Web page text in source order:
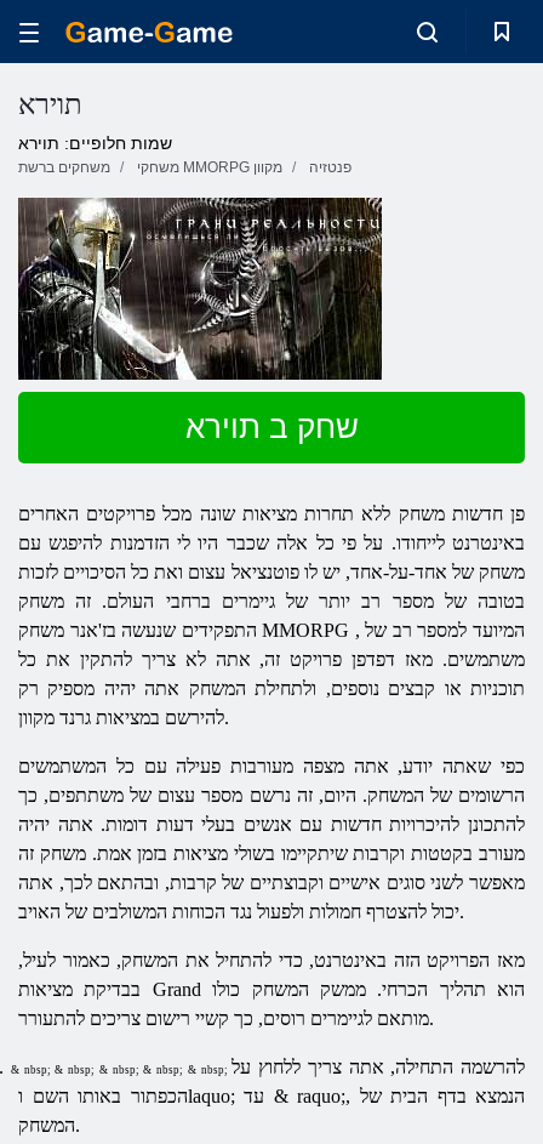
תוירא
שמות חלופיים: תוירא
משחקים ברשת משחקי MMORPG מקוון פנטזיה
שחק ב תוירא
פן חדשות משחק ללא תחרות מציאות שונה מכל פרויקטים האחרים
באינטרנט לייחודו. על פי כל אלה שכבר היו לי הזדמנות להיפגש עם
משחק של אחד-על-אחד, יש לו פוטנציאל עצום ואת כל הסיכויים לזכות
בטובה של מספר רב יותר של גיימרים ברחבי העולם. זה משחק
התפקידים שנעשה בז'אנר משחקMMORPG , המיועד למספר רב של
משתמשים. מאז דפדפן פרויקט זה, אתה לא צריך להתקין את כל
תוכניות או קבצים נוספים, ולתחילת המשחק אתה יהיה מספיק רק
להירשם במציאות גרנד מקוון.
כפי שאתה יודע, אתה מצפה מעורבות פעילה עם כל המשתמשים
הרשומים של המשחק. היום, זה נרשם מספר עצום של משתתפים, כך
להתכונן להיכרויות חדשות עם אנשים בעלי דעות דומות. אתה יהיה
מעורב בקטטות וקרבות שיתקיימו בשולי מציאות בזמן אמת. משחק זה
מאפשר לשני סוגים אישיים וקבוצתיים של קרבות, ובהתאם לכך, אתה
יכול להצטרף חמולות ולפעול נגד הכוחות המשולבים של האויב.
מאז הפרויקט הזה באינטרנט, כדי להתחיל את המשחק, כאמור לעיל,
בבדיקת מציאות Grand הוא תהליך הכרחי. ממשק המשחק כולו
מותאם לגיימרים רוסים, כך קשיי רישום צריכים להתעורר.
& nbsp; & nbsp; & nbsp; & nbsp; & nbsp; להרשמה התחילה, אתה צריך ללחוץ על
הכפתור באותו השם וlaquo; עד & raquo;, הנמצא בדף הבית של
המשחק.